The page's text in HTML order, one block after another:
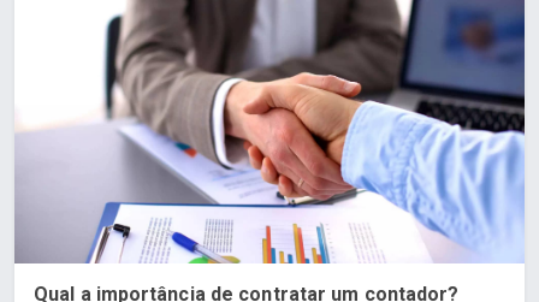
Qual a importância de contratar um contador?